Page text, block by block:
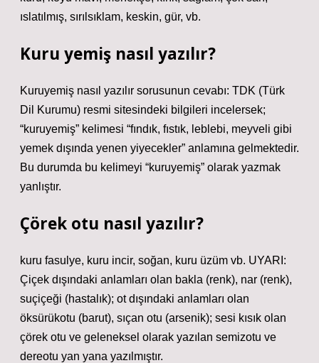
ıslatılmış, sırılsıklam, keskin, gür, vb.
Kuru yemiş nasıl yazılır?
Kuruyemiş nasıl yazılır sorusunun cevabı: TDK (Türk
Dil Kurumu) resmi sitesindeki bilgileri incelersek;
“kuruyemiş” kelimesi “fındık, fıstık, leblebi, meyveli gibi
yemek dışında yenen yiyecekler” anlamına gelmektedir.
Bu durumda bu kelimeyi “kuruyemiş” olarak yazmak
yanlıştır.
Çörek otu nasıl yazılır?
kuru fasulye, kuru incir, soğan, kuru üzüm vb. UYARI:
Çiçek dışındaki anlamları olan bakla (renk), nar (renk),
suçiçeği (hastalık); ot dışındaki anlamları olan
öksürükotu (barut), sıçan otu (arsenik); sesi kısık olan
çörek otu ve geleneksel olarak yazılan semizotu ve
dereotu yan yana yazılmıştır.